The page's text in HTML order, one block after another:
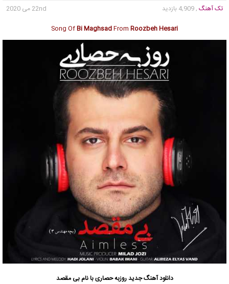
تک آهنگ , 4,909 بازدید
22nd می 2020
Song OfBi MaghsadFrom Roozbeh Hesari
دانلود آهنگ جدیدروزبه حصاریبا نام بی مقصد